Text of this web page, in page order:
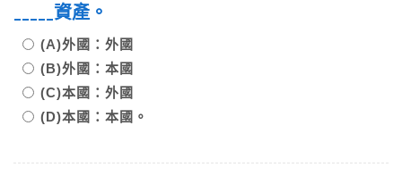
_____資產。
(A)外國：外國
(B)外國：本國
(C)本國：外國
(D)本國：本國。